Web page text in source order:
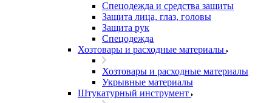
Спецодежда и средства защиты
Защита лица, глаз, головы
Защита рук
Спецодежда
Хозтовары и расходные материалы
Хозтовары и расходные материалы
Укрывные материалы
Штукатурный инструмент